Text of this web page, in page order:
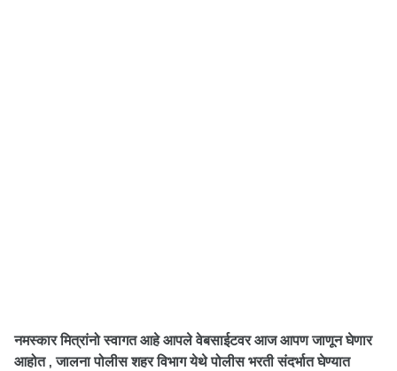
नमस्कार मित्रांनो स्वागत आहे आपले वेबसाईटवर आज आपण जाणून घेणार
आहोत , जालना पोलीस शहर विभाग येथे पोलीस भरती संदर्भात घेण्यात